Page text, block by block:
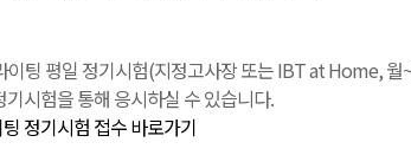
이팅 평일 정기시험(지정고사장 또는 IBT at Home,
시험을 통해 응시하실 수 있습니다.
정기시험 접수 바로가기